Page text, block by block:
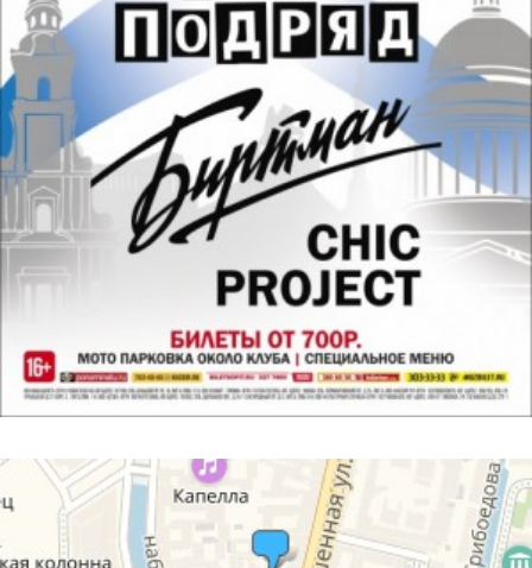
Ole |9 лет назад
Поеду к Хантерам и там устрою себе afterparty международного
фестиваля «Мотостолица». Там за вход ...